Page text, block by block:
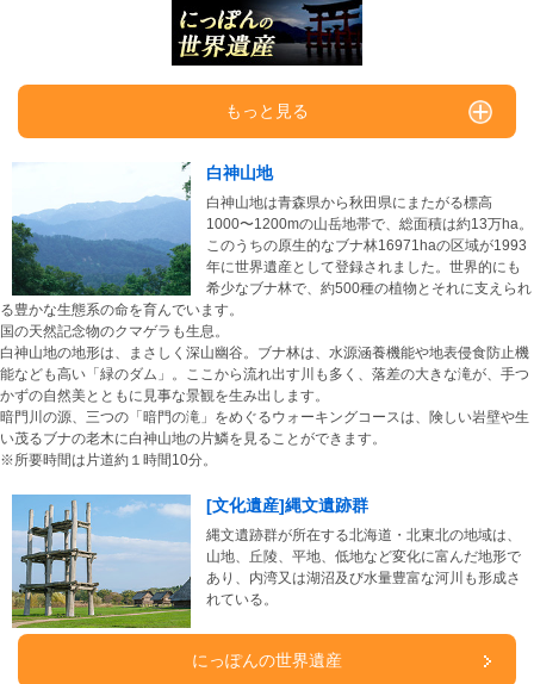
もっと見る
白神山地
白神山地は青森県から秋田県にまたがる標高
1000〜1200mの山岳地帯で、総面積は約13万ha。
このうちの原生的なブナ林16971haの区域が1993
年に世界遺産として登録されました。世界的にも
希少なブナ林で、約500種の植物とそれに支えられ
る豊かな生態系の命を育んでいます。
国の天然記念物のクマゲラも生息。
白神山地の地形は、まさしく深山幽谷。ブナ林は、水源涵養機能や地表侵食防止機
能なども高い「緑のダム」。ここから流れ出す川も多く、落差の大きな滝が、手つ
かずの自然美とともに見事な景観を生み出します。
暗門川の源、三つの「暗門の滝」をめぐるウォーキングコースは、険しい岩壁や生
い茂るブナの老木に白神山地の片鱗を見ることができます。
※所要時間は片道約１時間10分。
[文化遺産]縄文遺跡群
縄文遺跡群が所在する北海道・北東北の地域は、
山地、丘陵、平地、低地など変化に富んだ地形で
あり、内湾又は湖沼及び水量豊富な河川も形成さ
れている。
にっぽんの世界遺産